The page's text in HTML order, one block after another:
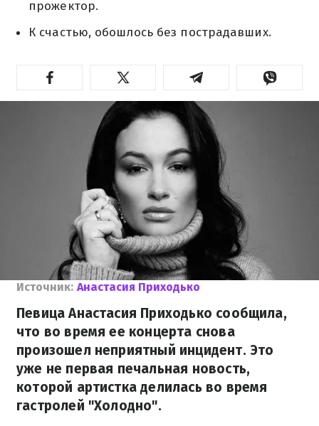
прожектор.
К счастью, обошлось без пострадавших.
Источник: Анастасия Приходько
Певица Анастасия Приходько сообщила,
что во время ее концерта снова
произошел неприятный инцидент. Это
уже не первая печальная новость,
которой артистка делилась во время
гастролей "Холодно".